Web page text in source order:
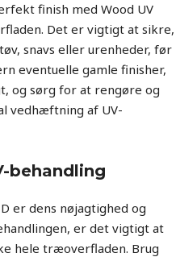
finish med Wood UV
Det er vigtigt at sikre,
snavs eller urenheder, før
eventuelle gamle finisher,
og sørg for at rengøre og
vedhæftning af UV-
behandling
er dens nøjagtighed og
er det vigtigt at
hele træoverfladen. Brug